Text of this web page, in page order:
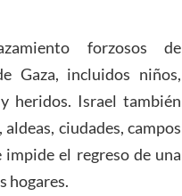
forzosos de
Gaza, incluidos niños,
heridos. Israel también
ciudades, campos
el regreso de una
hogares.